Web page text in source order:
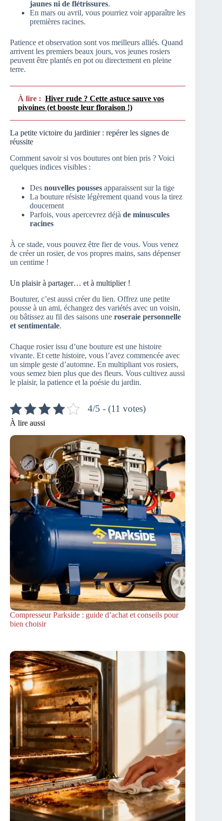
jaunes ni de flétrissures.
En mars ou avril, vous pourriez voir apparaître les
premières racines.
Patience et observation sont vos meilleurs alliés. Quand
arrivent les premiers beaux jours, vos jeunes rosiers
peuvent être plantés en pot ou directement en pleine
terre.
À lire : Hiver rude ? Cette astuce sauve vos
pivoines (et booste leur floraison !)
La petite victoire du jardinier : repérer les signes de
réussite
Comment savoir si vos boutures ont bien pris ? Voici
quelques indices visibles :
Des nouvelles pousses apparaissent sur la tige
La bouture résiste légèrement quand vous la tirez
doucement
Parfois, vous apercevrez déjà de minuscules
racines
À ce stade, vous pouvez être fier de vous. Vous venez
de créer un rosier, de vos propres mains, sans dépenser
un centime !
Un plaisir à partager… et à multiplier !
Bouturer, c’est aussi créer du lien. Offrez une petite
pousse à un ami, échangez des variétés avec un voisin,
ou bâtissez au fil des saisons une roseraie personnelle
et sentimentale.
Chaque rosier issu d’une bouture est une histoire
vivante. Et cette histoire, vous l’avez commencée avec
un simple geste d’automne. En multipliant vos rosiers,
vous semez bien plus que des fleurs. Vous cultivez aussi
le plaisir, la patience et la poésie du jardin.
4/5 - (11 votes)
À lire aussi
Compresseur Parkside : guide d’achat et conseils pour
bien choisir